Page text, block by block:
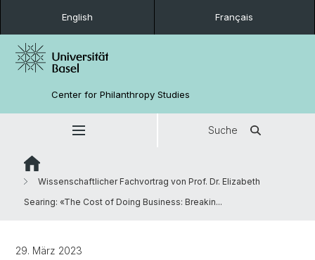
English Français
Center for Philanthropy Studies
Suche
Wissenschaftlicher Fachvortrag von Prof. Dr. Elizabeth
Searing: «The Cost of Doing Business: Breakin...
29. März 2023